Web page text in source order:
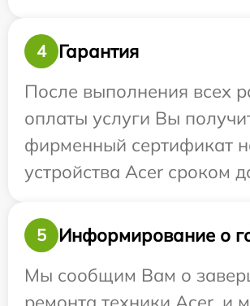
4
Гарантия
После выполнения всех
оплаты услуги Вы
фирменный сертификат
устройства Acer сроком
5
Информирование о
Мы сообщим Вам о